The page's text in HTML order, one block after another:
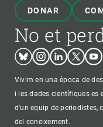
DONAR
No et
BlueskyInstagram
LinkedinTwitter
Vivim en una època de
i les dades científiques es
d'un equip de periodistes,
del coneixement.